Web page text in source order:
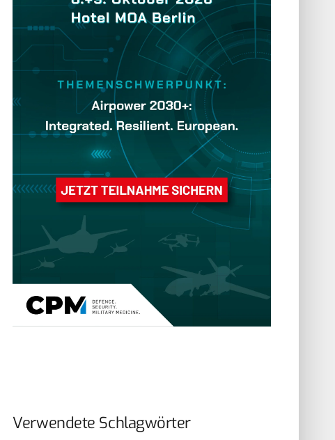
Verwendete Schlagwörter